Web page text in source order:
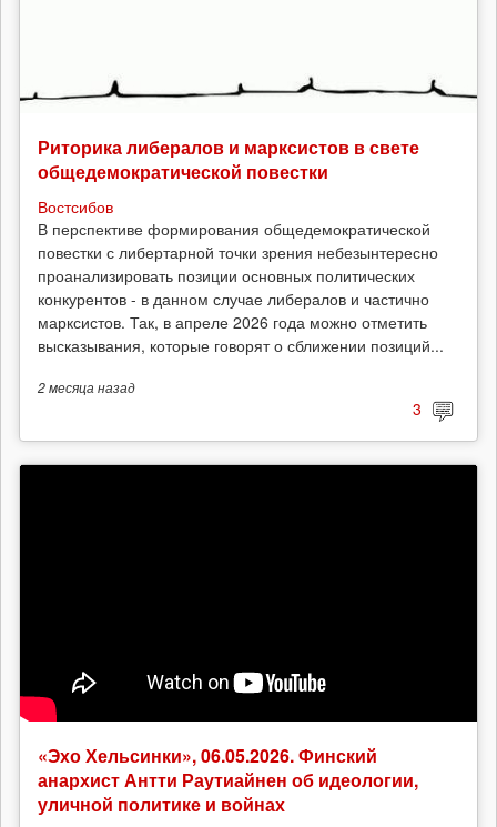
Риторика либералов и марксистов в свете
общедемократической повестки
Востсибов
В перспективе формирования общедемократической
повестки с либертарной точки зрения небезынтересно
проанализировать позиции основных политических
конкурентов - в данном случае либералов и частично
марксистов. Так, в апреле 2026 года можно отметить
высказывания, которые говорят о сближении позиций...
2 месяцаназад
3
«Эхо Хельсинки», 06.05.2026. Финский
анархист Антти Раутиайнен об идеологии,
уличной политике и войнах